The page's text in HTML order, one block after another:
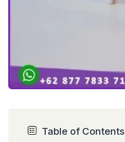
Table of Contents